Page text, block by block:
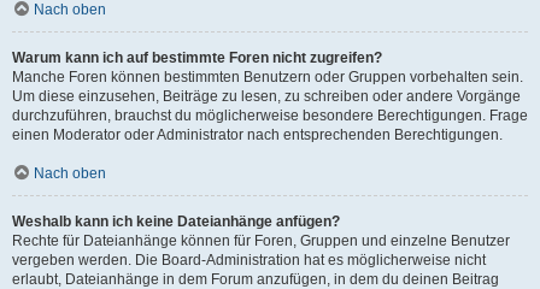
Nach oben
Warum kann ich auf bestimmte Foren nicht zugreifen?
Manche Foren können bestimmten Benutzern oder Gruppen vorbehalten sein.
Um diese einzusehen, Beiträge zu lesen, zu schreiben oder andere Vorgänge
durchzuführen, brauchst du möglicherweise besondere Berechtigungen. Frage
einen Moderator oder Administrator nach entsprechenden Berechtigungen.
Nach oben
Weshalb kann ich keine Dateianhänge anfügen?
Rechte für Dateianhänge können für Foren, Gruppen und einzelne Benutzer
vergeben werden. Die Board-Administration hat es möglicherweise nicht
erlaubt, Dateianhänge in dem Forum anzufügen, in dem du deinen Beitrag